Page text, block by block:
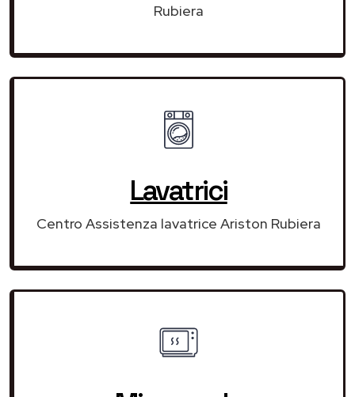
Rubiera
Lavatrici
Centro Assistenza lavatrice Ariston Rubiera